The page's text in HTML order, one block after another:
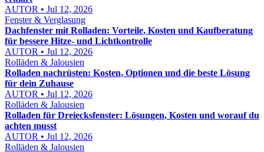
AUTOR • Jul 12, 2026
Fenster & Verglasung
Dachfenster mit Rolladen: Vorteile, Kosten und Kaufberatung
für bessere Hitze- und Lichtkontrolle
AUTOR • Jul 12, 2026
Rolläden & Jalousien
Rolladen nachrüsten: Kosten, Optionen und die beste Lösung
für dein Zuhause
AUTOR • Jul 12, 2026
Rolläden & Jalousien
Rolladen für Dreiecksfenster: Lösungen, Kosten und worauf du
achten musst
AUTOR • Jul 12, 2026
Rolläden & Jalousien